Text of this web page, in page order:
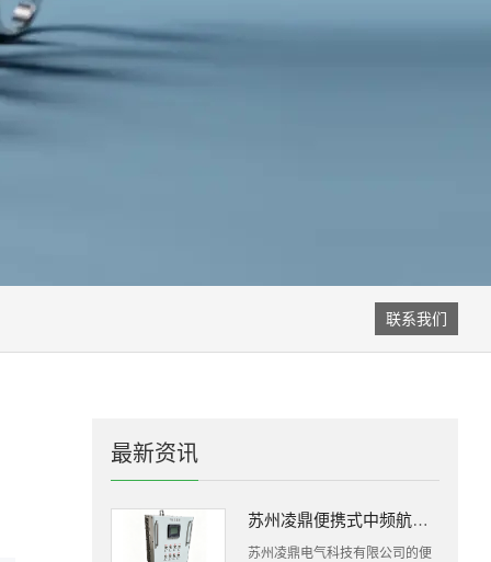
联系我们
最新资讯
苏州凌鼎便携式中频航空负载箱，打造机场 400Hz 电源移动检测新方案
苏州凌鼎电气科技有限公司的便